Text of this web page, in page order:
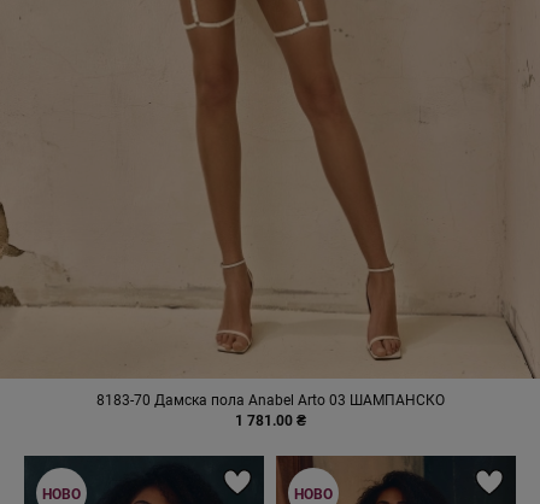
8183-70 Дамска пола Anabel Arto 03 ШАМПАНСКО
1 781.00 ₴
НОВО НОВО